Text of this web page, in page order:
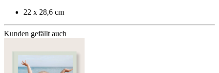
22 x 28,6 cm
Kunden gefällt auch